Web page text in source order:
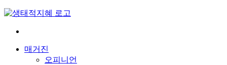
Skip
content
매거진
오피니언